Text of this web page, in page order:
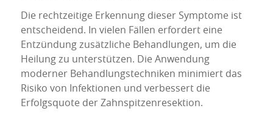
Die rechtzeitige Erkennung dieser Symptome ist
entscheidend. In vielen Fällen erfordert eine
Entzündung zusätzliche Behandlungen, um die
Heilung zu unterstützen. Die Anwendung
moderner Behandlungstechniken minimiert das
Risiko von Infektionen und verbessert die
Erfolgsquote der Zahnspitzenresektion.